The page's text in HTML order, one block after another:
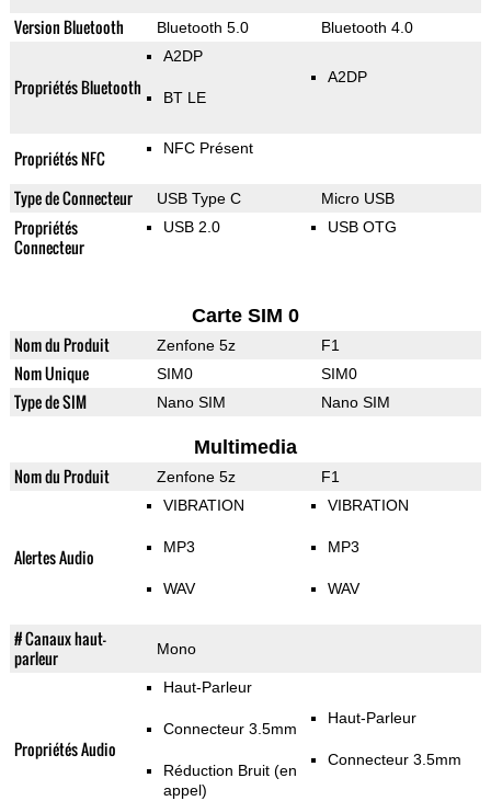
Version Bluetooth Bluetooth 5.0 Bluetooth 4.0
Propriétés Bluetooth
A2DP
BT LE
A2DP
Propriétés NFC NFC Présent
Type de Connecteur USB Type C Micro USB
Propriétés
Connecteur
USB 2.0 USB OTG
Carte SIM 0
Nom du Produit Zenfone 5z F1
Nom Unique SIM0 SIM0
Type de SIM Nano SIM Nano SIM
Multimedia
Nom du Produit Zenfone 5z F1
Alertes Audio
VIBRATION
MP3
WAV
VIBRATION
MP3
WAV
# Canaux haut-
parleur
Mono
Propriétés Audio
Haut-Parleur
Connecteur 3.5mm
Réduction Bruit (en
appel)
Haut-Parleur
Connecteur 3.5mm